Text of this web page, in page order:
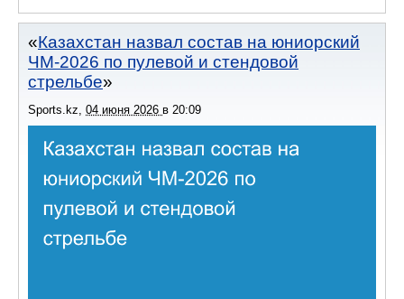
Казахстан назвал состав на юниорский
ЧМ-2026 по пулевой и стендовой
стрельбе
Sports.kz, 04 июня 2026 в 20:09